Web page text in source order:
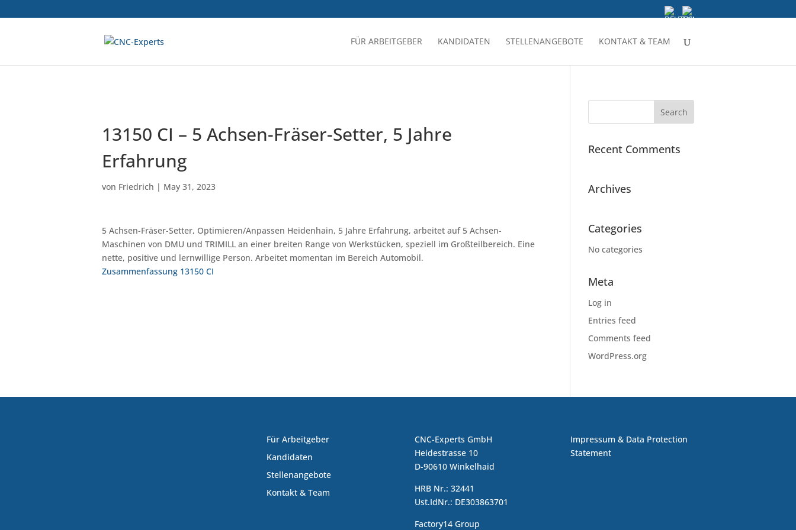
FÜR ARBEITGEBER KANDIDATEN STELLENANGEBOTE KONTAKT & TEAM
13150 CI – 5 Achsen-Fräser-Setter, 5 Jahre
Erfahrung
von Friedrich | May 31, 2023
5 Achsen-Fräser-Setter, Optimieren/Anpassen Heidenhain, 5 Jahre Erfahrung, arbeitet auf 5 Achsen-
Maschinen von DMU und TRIMILL an einer breiten Range von Werkstücken, speziell im Großteilbereich. Eine
nette, positive und lernwillige Person. Arbeitet momentan im Bereich Automobil.
Zusammenfassung 13150 CI
Recent Comments
Archives
Categories
No categories
Meta
Log in
Entries feed
Comments feed
WordPress.org
Für Arbeitgeber
Kandidaten
Stellenangebote
Kontakt & Team
CNC-Experts GmbH
Heidestrasse 10
D-90610 Winkelhaid
HRB Nr.: 32441
Ust.IdNr.: DE303863701
Factory14 Group
Impressum & Data Protection
Statement